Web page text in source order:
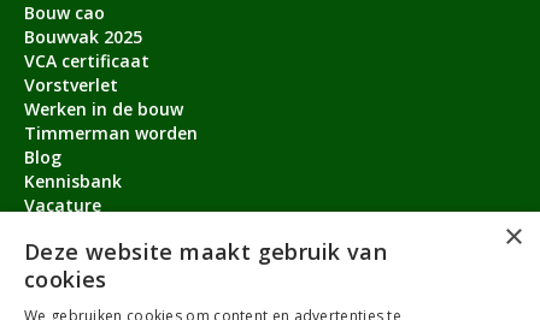
Bouw cao
Bouwvak 2025
VCA certificaat
Vorstverlet
Werken in de bouw
Timmerman worden
Blog
Kennisbank
Vacature
Contact
×
Deze website maakt gebruik van
cookies
We gebruiken cookies om content en advertenties te